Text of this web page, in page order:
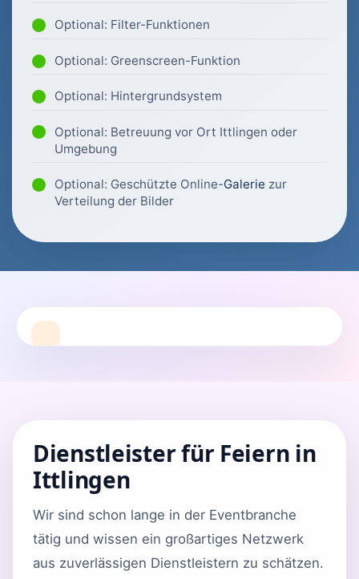
Optional: Filter-Funktionen
Optional: Greenscreen-Funktion
Optional: Hintergrundsystem
Optional: Betreuung vor Ort Ittlingen oder
Umgebung
Optional: Geschützte Online-Galerie zur
Verteilung der Bilder
Dienstleister für Feiern in
Ittlingen
Wir sind schon lange in der Eventbranche
tätig und wissen ein großartiges Netzwerk
aus zuverlässigen Dienstleistern zu schätzen.